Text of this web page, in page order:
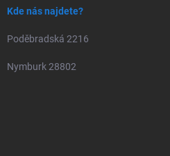
Kde nás najdete?
Poděbradská 2216
Nymburk 28802